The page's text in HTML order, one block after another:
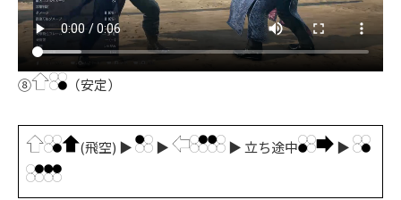
⑧ （安定）
(飛空) ▶ ▶ ▶ 立ち途中 ▶